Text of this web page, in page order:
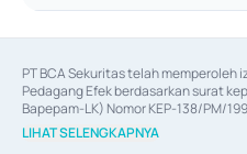
PT BCA Sekuritas telah memperoleh
Pedagang Efek berdasarkan surat
Bapepam-LK) Nomor KEP-138/PM/
06/D.04/2014 tanggal 28 Februari
Efek berdasarkan surat keputusan
LIHAT SELENGKAPNYA